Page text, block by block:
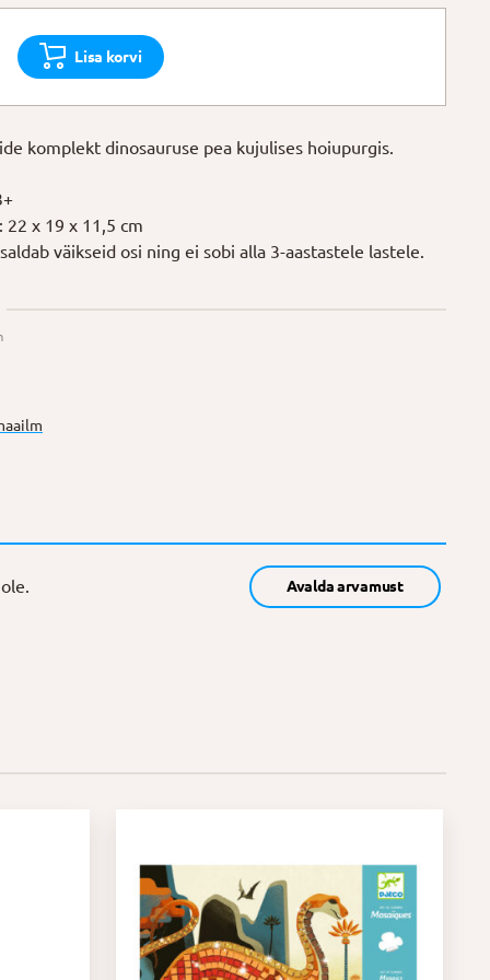
Lisa korvi
komplekt dinosauruse pea kujulises hoiupurgis.
22 x 19 x 11,5 cm
väikseid osi ning ei sobi alla 3-aastastele lastele.
Avalda arvamust